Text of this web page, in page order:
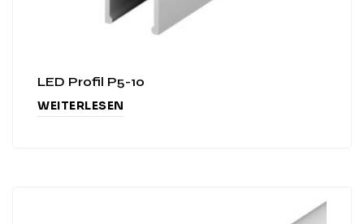
LED Profil P5-10
WEITERLESEN